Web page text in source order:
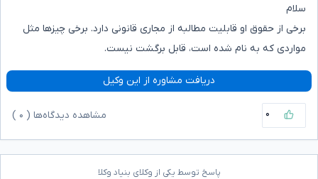
سلام
برخی از حقوق او قابلیت مطالبه از مجاری قانونی دارد. برخی چیزها مثل
مواردی که به نام شده است، قابل برگشت نیست.
دریافت مشاوره از این وکیل
۰ مشاهده دیدگاه‌ها ( ۰
پاسخ توسط یکی از وکلای بنیاد وکلا